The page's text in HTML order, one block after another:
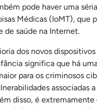
pode haver uma
Médicas (IoMT), que
de saúde na Internet.
dos novos
significa que há
para os criminosos
associadas a
disso, é